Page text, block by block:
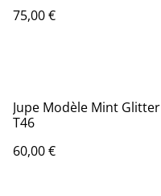
75,00 €
Jupe Modèle Mint Glitter
T46
60,00 €